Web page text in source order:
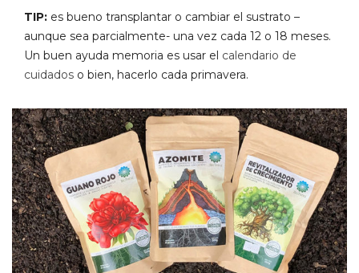
TIP: es bueno transplantar o cambiar el sustrato –
aunque sea parcialmente- una vez cada 12 o 18 meses.
Un buen ayuda memoria es usar el calendario de
cuidados o bien, hacerlo cada primavera.